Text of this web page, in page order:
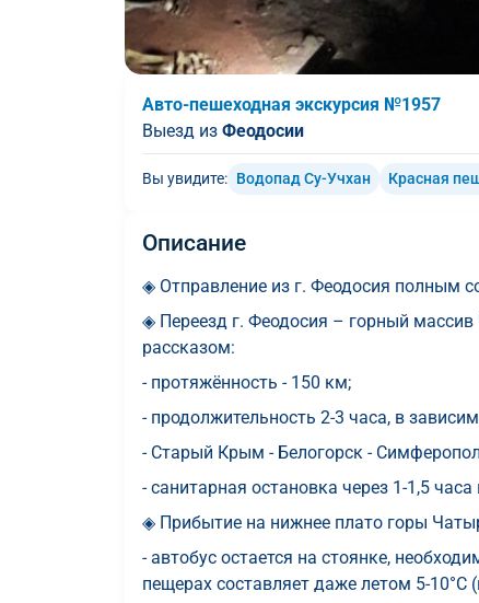
Авто-пешеходная экскурсия №1957
Выезд из Феодосии
Вы увидите: Водопад Су-Учхан Красная
Описание
◈ Отправление из г. Феодосия полным
◈ Переезд г. Феодосия – горный
рассказом:
- протяжённость - 150 км;
- продолжительность 2-3 часа, в
- Старый Крым - Белогорск -
- санитарная остановка через 1-1,5
◈ Прибытие на нижнее плато горы
- автобус остается на стоянке,
пещерах составляет даже летом 5-10°С